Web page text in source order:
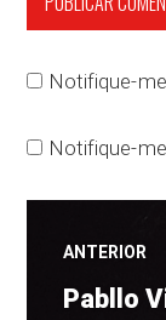
Notifique-
Notifique-
ANTERIOR
Post
Pabllo